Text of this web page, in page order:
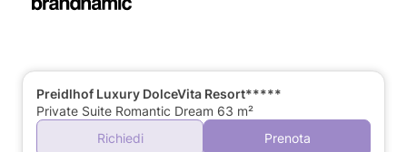
Preidlhof Luxury DolceVita Resort*****
Private Suite Romantic Dream 63 m²
Richiedi
Prenota